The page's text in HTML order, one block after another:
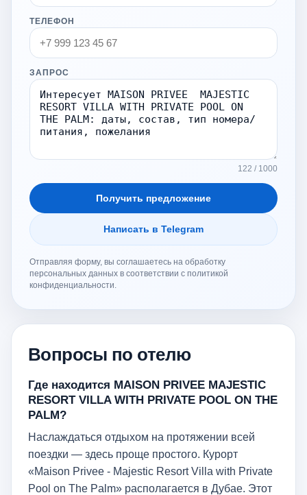
ТЕЛЕФОН
ЗАПРОС
122 / 1000
Получить предложение
Написать в Telegram
Отправляя форму, вы соглашаетесь на обработку
персональных данных в соответствии с политикой
конфиденциальности.
Вопросы по отелю
Где находится MAISON PRIVEE MAJESTIC
RESORT VILLA WITH PRIVATE POOL ON THE
PALM?
Наслаждаться отдыхом на протяжении всей
поездки — здесь проще простого. Курорт
«Maison Privee - Majestic Resort Villa with Private
Pool on The Palm» располагается в Дубае. Этот